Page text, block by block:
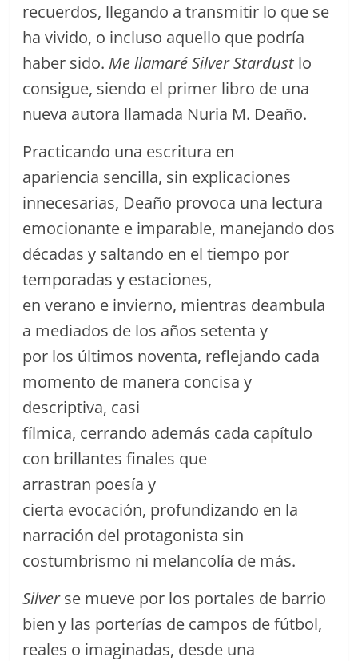
recuerdos, llegando a transmitir lo que se
ha vivido, o incluso aquello que podría
haber sido. Me llamaré Silver Stardust lo
consigue, siendo el primer libro de una
nueva autora llamada Nuria M. Deaño.
Practicando una escritura en
apariencia sencilla, sin explicaciones
innecesarias, Deaño provoca una lectura
emocionante e imparable, manejando dos
décadas y saltando en el tiempo por
temporadas y estaciones,
en verano e invierno, mientras deambula
a mediados de los años setenta y
por los últimos noventa, reflejando cada
momento de manera concisa y
descriptiva, casi
fílmica, cerrando además cada capítulo
con brillantes finales que
arrastran poesía y
cierta evocación, profundizando en la
narración del protagonista sin
costumbrismo ni melancolía de más.
Silverse mueve por los portales de barrio
bien y las porterías de campos de fútbol,
reales o imaginadas, desde una